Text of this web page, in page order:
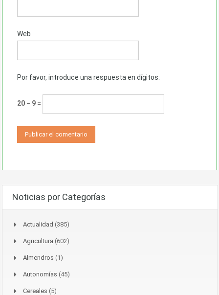
Web
Por favor, introduce una respuesta en dígitos:
20 − 9 =
Noticias por Categorías
Actualidad (385)
Agricultura (602)
Almendros (1)
Autonomías (45)
Cereales (5)